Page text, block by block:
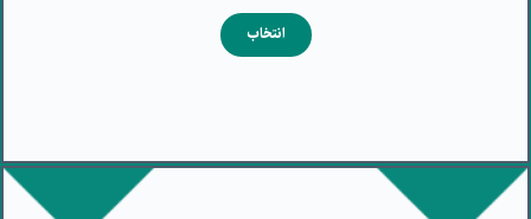
انتخاب